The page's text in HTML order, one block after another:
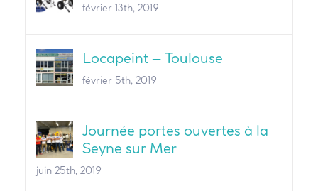
février 13th, 2019
Locapeint – Toulouse
février 5th, 2019
Journée portes ouvertes à la
Seyne sur Mer
juin 25th, 2019